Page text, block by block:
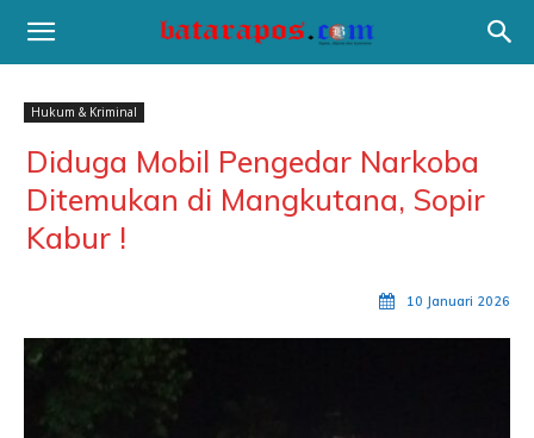
Hukum & Kriminal
Diduga Mobil Pengedar Narkoba
Ditemukan di Mangkutana, Sopir
Kabur !
10 Januari 2026